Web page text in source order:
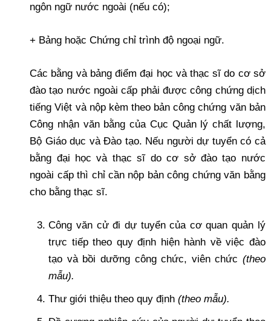
ngôn ngữ nước ngoài (nếu có);
+ Bảng hoặc Chứng chỉ trình độ ngoại ngữ.
Các bằng và bảng điểm đại học và thạc sĩ do cơ sở
đào tạo nước ngoài cấp phải được công chứng dịch
tiếng Việt và nộp kèm theo bản công chứng văn bản
Công nhận văn bằng của Cục Quản lý chất lượng,
Bộ Giáo dục và Đào tạo. Nếu người dự tuyển có cả
bằng đại học và thạc sĩ do cơ sở đào tạo nước
ngoài cấp thì chỉ cần nộp bản công chứng văn bằng
cho bằng thạc sĩ.
Công văn cử đi dự tuyển của cơ quan quản lý
trực tiếp theo quy định hiện hành về việc đào
tạo và bồi dưỡng công chức, viên chức (theo
mẫu).
Thư giới thiệu theo quy định(theo mẫu).